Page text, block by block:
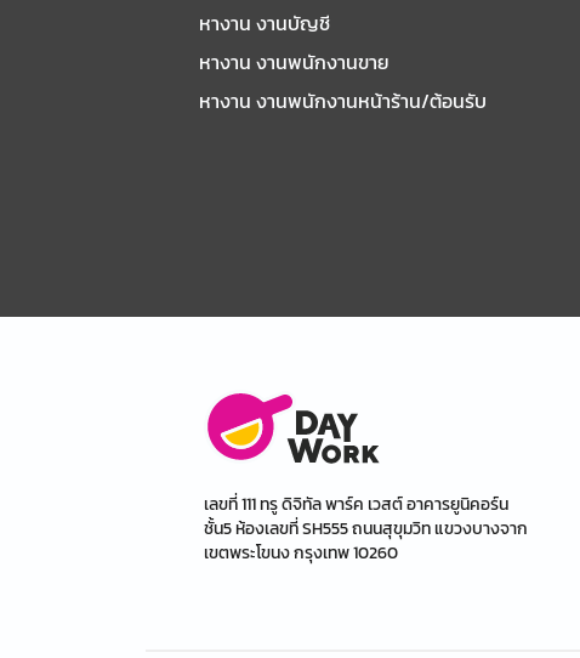
หางาน งานบัญชี
หางาน งานพนักงานขาย
หางาน งานพนักงานหน้าร้าน/ต้อนรับ
เลขที่ 111 ทรู ดิจิทัล พาร์ค เวสต์ อาคารยูนิคอร์น
ชั้น5 ห้องเลขที่ SH555 ถนนสุขุมวิท แขวงบางจาก
เขตพระโขนง กรุงเทพ 10260